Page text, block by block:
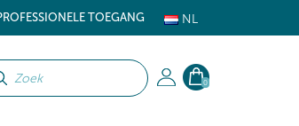
NL
TOEGANG
0